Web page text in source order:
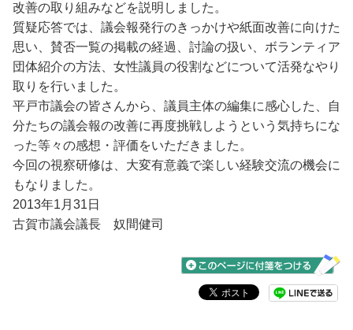
改善の取り組みなどを説明しました。
質疑応答では、議会報発行のきっかけや紙面改善に向けた
思い、賛否一覧の掲載の経過、討論の扱い、ボランティア
団体紹介の方法、女性議員の役割などについて活発なやり
取りを行いました。
平戸市議会の皆さんから、議員主体の編集に感心した、自
分たちの議会報の改善に再度挑戦しようという気持ちにな
った等々の感想・評価をいただきました。
今回の視察研修は、大変有意義で楽しい経験交流の機会に
もなりました。
2013年1月31日
古賀市議会議長 奴間健司